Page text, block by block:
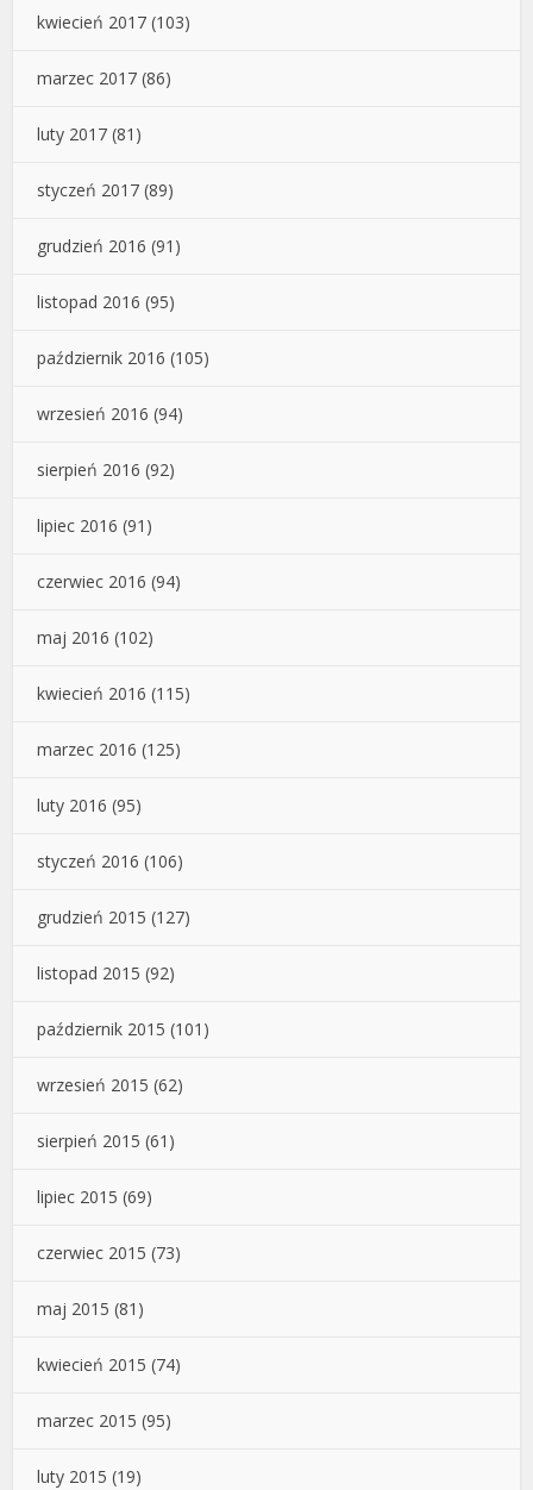
kwiecień 2017 (103)
marzec 2017 (86)
luty 2017 (81)
styczeń 2017 (89)
grudzień 2016 (91)
listopad 2016 (95)
październik 2016 (105)
wrzesień 2016 (94)
sierpień 2016 (92)
lipiec 2016 (91)
czerwiec 2016 (94)
maj 2016 (102)
kwiecień 2016 (115)
marzec 2016 (125)
luty 2016 (95)
styczeń 2016 (106)
grudzień 2015 (127)
listopad 2015 (92)
październik 2015 (101)
wrzesień 2015 (62)
sierpień 2015 (61)
lipiec 2015 (69)
czerwiec 2015 (73)
maj 2015 (81)
kwiecień 2015 (74)
marzec 2015 (95)
luty 2015 (19)